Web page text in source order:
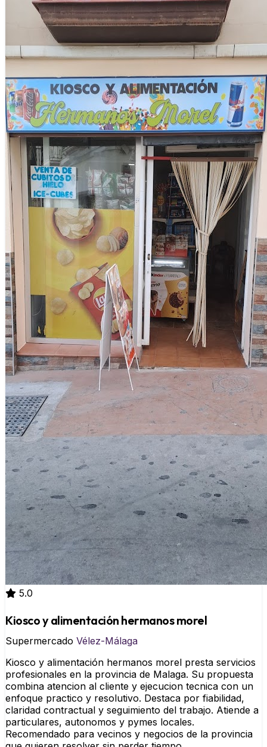
5.0
Kiosco y alimentación hermanos morel
Supermercado Vélez-Málaga
Kiosco y alimentación hermanos morel presta servicios
profesionales en la provincia de Malaga. Su propuesta
combina atencion al cliente y ejecucion tecnica con un
enfoque practico y resolutivo. Destaca por fiabilidad,
claridad contractual y seguimiento del trabajo. Atiende a
particulares, autonomos y pymes locales.
Recomendado para vecinos y negocios de la provincia